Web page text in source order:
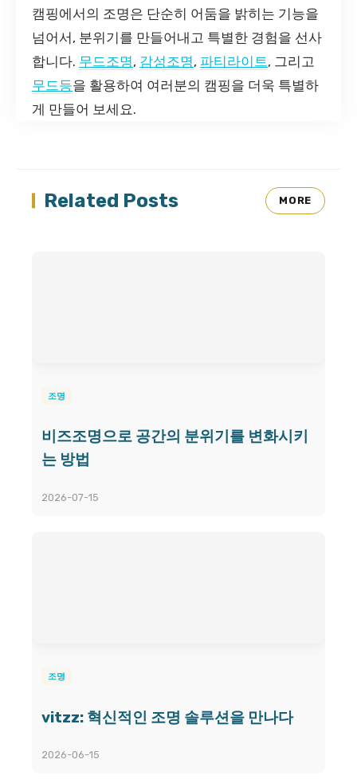
캠핑에서의 조명은 단순히 어둠을 밝히는 기능을
넘어서, 분위기를 만들어내고 특별한 경험을 선사
합니다. 무드조명, 감성조명, 파티라이트 , 그리고
무드등을 활용하여 여러분의 캠핑을 더욱 특별하
게 만들어 보세요.
Related Posts MORE
조명
비즈조명으로 공간의 분위기를 변화시키
는 방법
2026-07-15
조명
vitzz: 혁신적인 조명 솔루션을 만나다
2026-06-15